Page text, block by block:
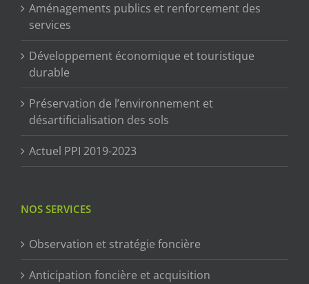
Aménagements publics et renforcement des
services
Développement économique et touristique
durable
Préservation de l’environnement et
désartificialisation des sols
Actuel PPI 2019-2023
NOS SERVICES
Observation et stratégie foncière
Anticipation foncière et acquisition